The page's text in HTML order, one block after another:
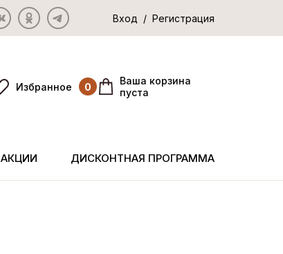
Вход / Регистрация
Избранное 0
Ваша корзина
пуста
АКЦИИ ДИСКОНТНАЯ ПРОГРАММА